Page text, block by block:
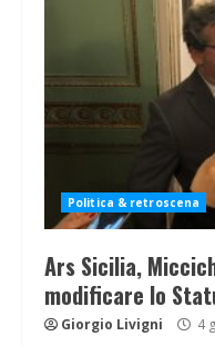
Politica & retroscena
Ars Sicilia,
modificare lo
Giorgio Livigni 4